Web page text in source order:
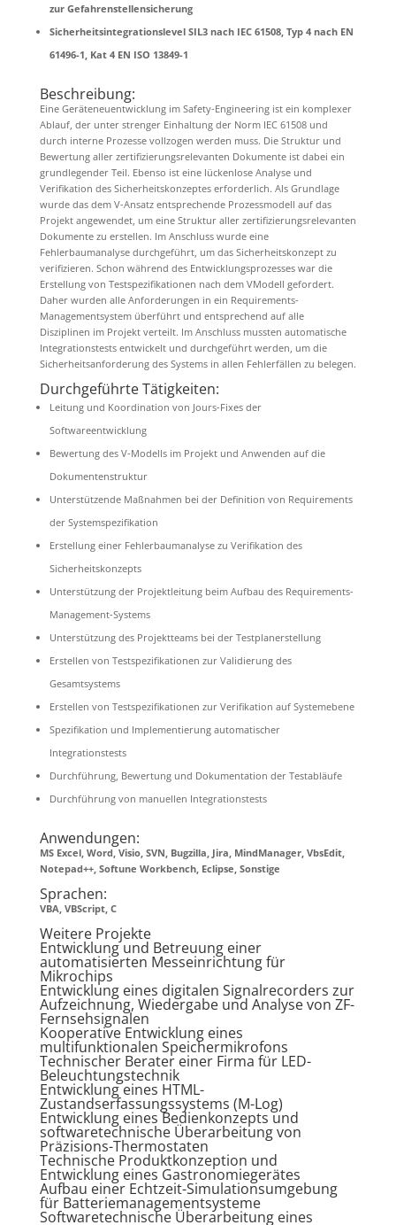
zur Gefahrenstellensicherung
Sicherheitsintegrationslevel SIL3 nach IEC 61508, Typ 4 nach EN
61496-1, Kat 4 EN ISO 13849-1
Beschreibung:
Eine Geräteneuentwicklung im Safety-Engineering ist ein komplexer
Ablauf, der unter strenger Einhaltung der Norm IEC 61508 und
durch interne Prozesse vollzogen werden muss. Die Struktur und
Bewertung aller zertifizierungsrelevanten Dokumente ist dabei ein
grundlegender Teil. Ebenso ist eine lückenlose Analyse und
Verifikation des Sicherheitskonzeptes erforderlich. Als Grundlage
wurde das dem V-Ansatz entsprechende Prozessmodell auf das
Projekt angewendet, um eine Struktur aller zertifizierungsrelevanten
Dokumente zu erstellen. Im Anschluss wurde eine
Fehlerbaumanalyse durchgeführt, um das Sicherheitskonzept zu
verifizieren. Schon während des Entwicklungsprozesses war die
Erstellung von Testspezifikationen nach dem VModell gefordert.
Daher wurden alle Anforderungen in ein Requirements-
Managementsystem überführt und entsprechend auf alle
Disziplinen im Projekt verteilt. Im Anschluss mussten automatische
Integrationstests entwickelt und durchgeführt werden, um die
Sicherheitsanforderung des Systems in allen Fehlerfällen zu belegen.
Durchgeführte Tätigkeiten:
Leitung und Koordination von Jours-Fixes der
Softwareentwicklung
Bewertung des V-Modells im Projekt und Anwenden auf die
Dokumentenstruktur
Unterstützende Maßnahmen bei der Definition von Requirements
der Systemspezifikation
Erstellung einer Fehlerbaumanalyse zu Verifikation des
Sicherheitskonzepts
Unterstützung der Projektleitung beim Aufbau des Requirements-
Management-Systems
Unterstützung des Projektteams bei der Testplanerstellung
Erstellen von Testspezifikationen zur Validierung des
Gesamtsystems
Erstellen von Testspezifikationen zur Verifikation auf Systemebene
Spezifikation und Implementierung automatischer
Integrationstests
Durchführung, Bewertung und Dokumentation der Testabläufe
Durchführung von manuellen Integrationstests
Anwendungen:
MS Excel, Word, Visio, SVN, Bugzilla, Jira, MindManager, VbsEdit,
Notepad++, Softune Workbench, Eclipse, Sonstige
Sprachen:
VBA, VBScript, C
Weitere Projekte
Entwicklung und Betreuung einer
automatisierten Messeinrichtung für
Mikrochips
Entwicklung eines digitalen Signalrecorders zur
Aufzeichnung, Wiedergabe und Analyse von ZF-
Fernsehsignalen
Kooperative Entwicklung eines
multifunktionalen Speichermikrofons
Technischer Berater einer Firma für LED-
Beleuchtungstechnik
Entwicklung eines HTML-
Zustandserfassungssystems (M-Log)
Entwicklung eines Bedienkonzepts und
softwaretechnische Überarbeitung von
Präzisions-Thermostaten
Technische Produktkonzeption und
Entwicklung eines Gastronomiegerätes
Aufbau einer Echtzeit-Simulationsumgebung
für Batteriemanagementsysteme
Softwaretechnische Überarbeitung eines